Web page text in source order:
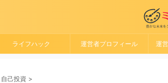
ライフハック 運営者プロフィール 運
自己投資 >